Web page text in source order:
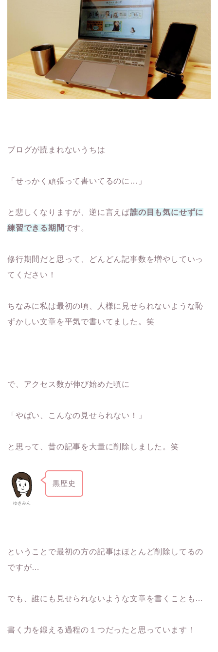
ブログが読まれないうちは
「せっかく頑張って書いてるのに…」
と悲しくなりますが、逆に言えば誰の目も気にせずに
練習できる期間 です。
修行期間だと思って、どんどん記事数を増やしていっ
てください！
ちなみに私は最初の頃、人様に見せられないような恥
ずかしい文章を平気で書いてました。笑
で、アクセス数が伸び始めた頃に
「やばい、こんなの見せられない！」
と思って、昔の記事を大量に削除しました。笑
ゆきみん
黒歴史
ということで最初の方の記事はほとんど削除してるの
ですが…
でも、誰にも見せられないような文章を書くことも…
書く力を鍛える過程の１つだったと思っています！